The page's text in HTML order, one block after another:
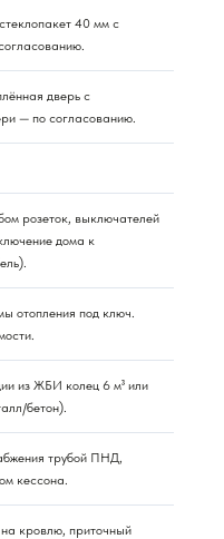
40 мм с
дверь с
— по согласованию.
розеток, выключателей
дома к
отопления под ключ.
из ЖБИ колец 6 м³ или
бетон).
трубой ПНД,
кессона.
кровлю, приточный